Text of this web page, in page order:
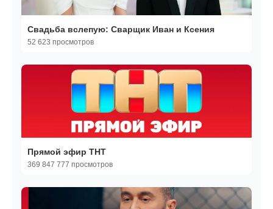
Свадьба вслепую: Сварщик Иван и Ксения
52 623 просмотров
Прямой эфир ТНТ
369 847 777 просмотров